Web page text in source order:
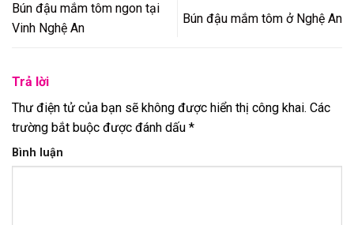
Bún đậu mắm tôm ngon tại
Vinh Nghệ An
Bún đậu mắm tôm ở Nghệ An
Trả lời
Thư điện tử của bạn sẽ không được hiển thị công khai. Các
trường bắt buộc được đánh dấu *
Bình luận